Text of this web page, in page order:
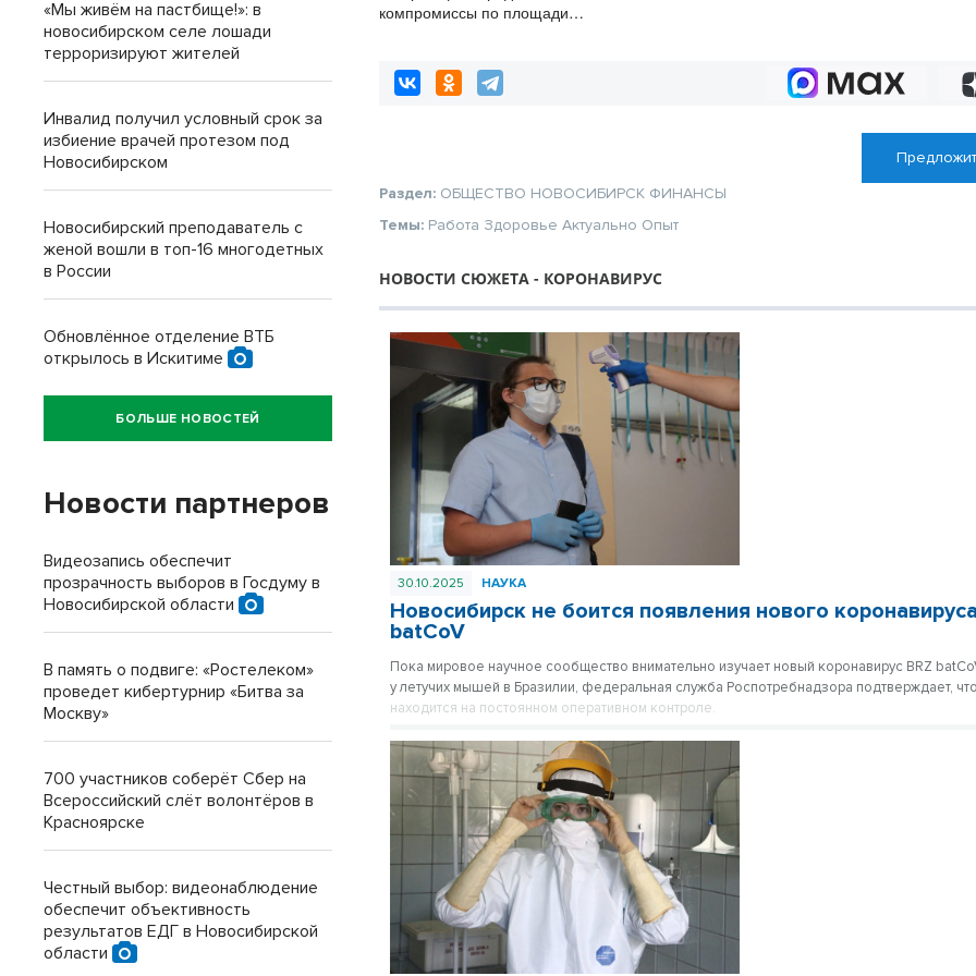
компромиссы по площади
Раздел: ОБЩЕСТВО НОВОСИБИРСК ФИНАНСЫ
Темы: Работа Здоровье Актуально Опыт
НОВОСТИ СЮЖЕТА - КОРОНАВИРУС
30.10.2025 НАУКА
Новосибирск не боится появления нового
batCoV
Пока мировое научное сообщество внимательно изучает новый коронавирус BRZ
у летучих мышей в Бразилии, федеральная служба Роспотребнадзора подтверждает,
находится на постоянном оперативном контроле.
«Мы живём на пастбище!»: в
новосибирском селе лошади
терроризируют жителей
Инвалид получил условный срок за
избиение врачей протезом под
Новосибирском
Новосибирский преподаватель с
женой вошли в топ-16 многодетных
в России
Обновлённое отделение ВТБ
открылось в Искитиме
БОЛЬШЕ НОВОСТЕЙ
Новости партнеров
Видеозапись обеспечит
прозрачность выборов в Госдуму в
Новосибирской области
В память о подвиге: «Ростелеком»
проведет кибертурнир «Битва за
Москву»
700 участников соберёт Сбер на
Всероссийский слёт волонтёров в
Красноярске
Честный выбор: видеонаблюдение
обеспечит объективность
результатов ЕДГ в Новосибирской
области